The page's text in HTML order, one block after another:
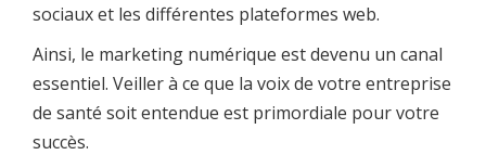
sociaux et les différentes plateformes web.
Ainsi, le marketing numérique est devenu un canal
essentiel. Veiller à ce que la voix de votre entreprise
de santé soit entendue est primordiale pour votre
succès.